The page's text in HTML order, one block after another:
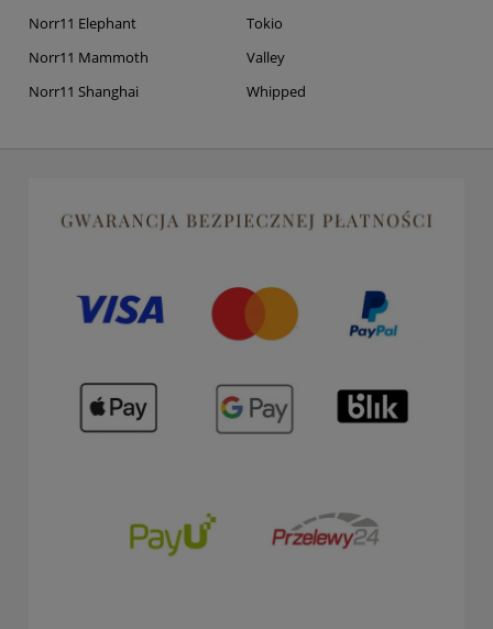
Norr11 Elephant
Norr11 Mammoth
Norr11 Shanghai
Tokio
Valley
Whipped